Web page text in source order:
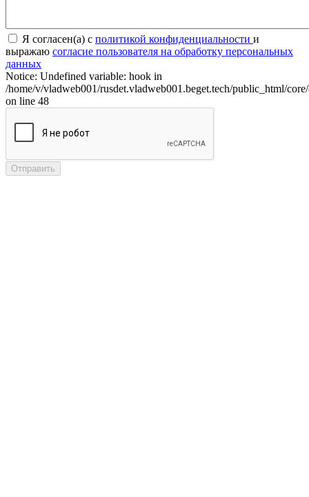
Я согласен(а) с политикой конфиденциальности и
выражаю согласие пользователя на обработку персональных
данных
Notice: Undefined variable: hook in
/home/v/vladweb001/rusdet.vladweb001.beget.tech/public_html/
on line 48
Отправить